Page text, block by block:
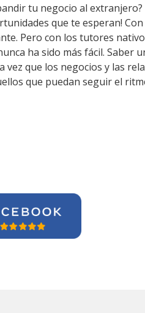
tu negocio al
que te esperan!
Pero con los tutores
ha sido más fácil. Saber
vez que los negocios y las
que puedan seguir el